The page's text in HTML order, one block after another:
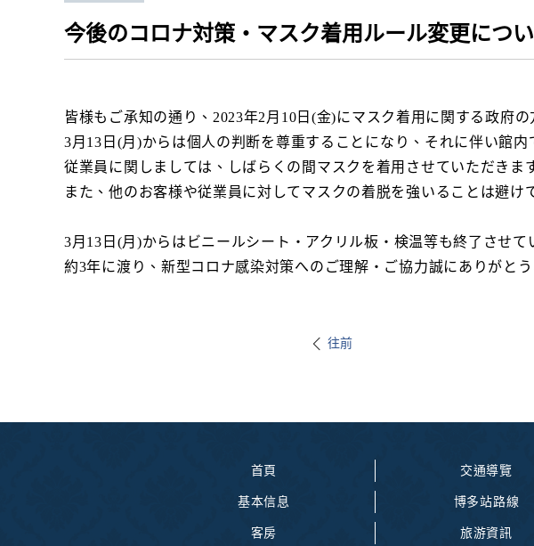
今後のコロナ対策・マスク着用ルール変更につ
皆様もご承知の通り、2023年2月10日(金)にマスク着用に関する政府の
3月13日(月)からは個人の判断を尊重することになり、それに伴い館
従業員に関しましては、しばらくの間マスクを着用させていただきま
また、他のお客様や従業員に対してマスクの着脱を強いることは避け
3月13日(月)からはビニールシート・アクリル板・検温等も終了させて
約3年に渡り、新型コロナ感染対策へのご理解・ご協力誠にありがとう
往前
首頁
基本信息
客房
交通導覽
博多站路線
旅游資訊